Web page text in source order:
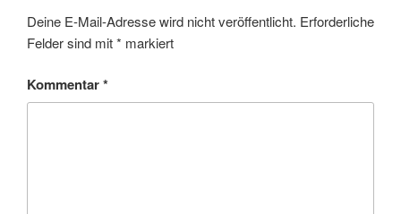
Deine E-Mail-Adresse wird nicht veröffentlicht. Erforderliche
Felder sind mit* markiert
Kommentar*